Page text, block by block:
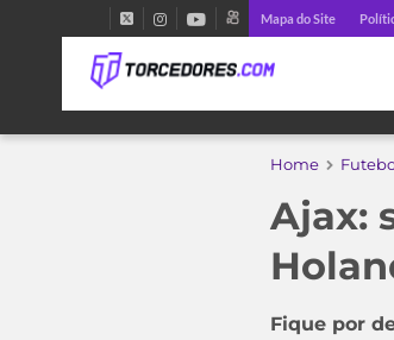
Mapa do Site
Home
Ajax:
Fique por
Acesse o perfil do autor